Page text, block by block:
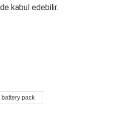
kabul edebilir.
pack